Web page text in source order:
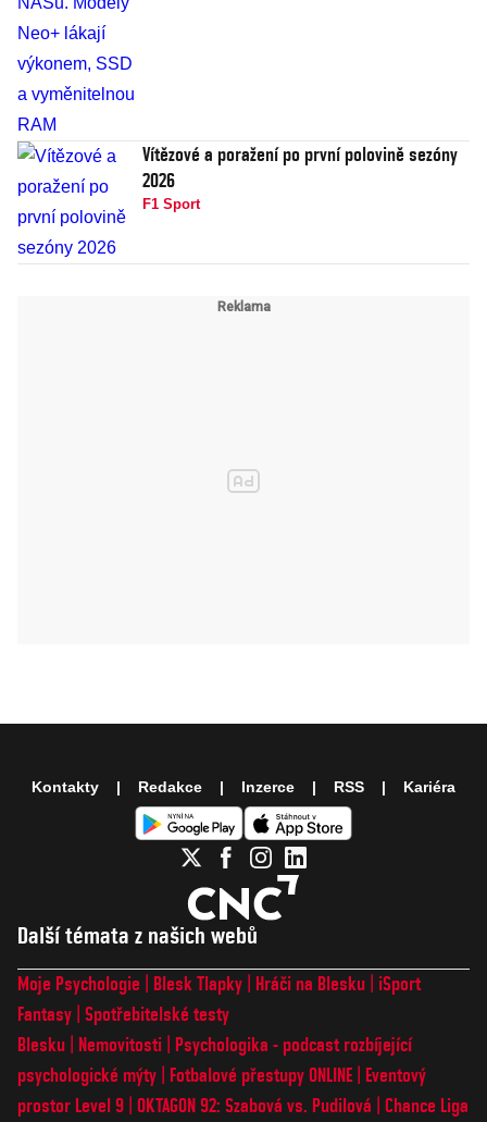
Vítězové a poražení po první polovině sezóny
2026
F1 Sport
Další témata z našich webů
Moje Psychologie Blesk Tlapky Hráči na Blesku
iSport
Fantasy Spotřebitelské testy
Blesku
Nemovitosti
Psychologika - podcast rozbíjející
psychologické mýty
Fotbalové přestupy ONLINE
Eventový
prostor Level 9 OKTAGON 92: Szabová vs. Pudilová
Chance Liga
Kontakty Redakce Inzerce RSS Kariéra